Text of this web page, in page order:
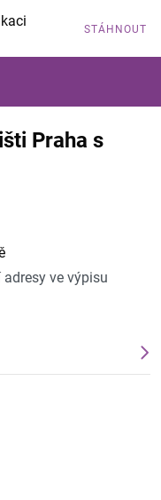
STÁHNOUT
Praha s
ve výpisu